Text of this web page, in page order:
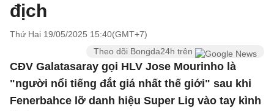
địch
Thứ Hai 19/05/2025 15:40(GMT+7)
Theo dõi Bongda24h trên
CĐV Galatasaray gọi HLV Jose Mourinho là
"người nổi tiếng đắt giá nhất thế giới" sau khi
Fenerbahce lỡ danh hiệu Super Lig vào tay kình